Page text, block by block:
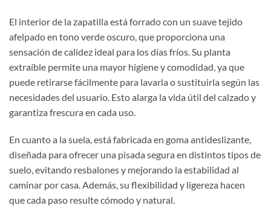
El interior de la zapatilla está forrado con un suave tejido
afelpado en tono verde oscuro, que proporciona una
sensación de calidez ideal para los días fríos. Su planta
extraíble permite una mayor higiene y comodidad, ya que
puede retirarse fácilmente para lavarla o sustituirla según las
necesidades del usuario. Esto alarga la vida útil del calzado y
garantiza frescura en cada uso.
En cuanto a la suela, está fabricada en goma antideslizante,
diseñada para ofrecer una pisada segura en distintos tipos de
suelo, evitando resbalones y mejorando la estabilidad al
caminar por casa. Además, su flexibilidad y ligereza hacen
que cada paso resulte cómodo y natural.